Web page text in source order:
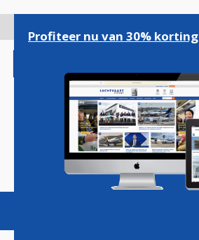
gaan
Magazine Podcasts
Profiteer nu van 30% korting